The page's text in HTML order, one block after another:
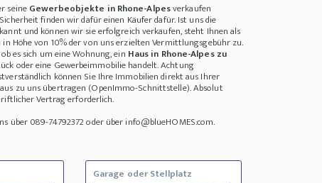
seineGewerbeobjekte in Rhone-Alpesverkaufen
finden wir dafür einen Käufer dafür. Ist uns die
und können wir sie erfolgreich verkaufen, steht Ihnen als
in Höhe von 10% der von uns erzielten Vermittlungsgebühr zu.
es sich um eine Wohnung, ein Haus in Rhone-Alpes zu
oder eine Gewerbeimmobilie handelt. Achtung
können Sie Ihre Immobilien direkt aus Ihrer
zu uns übertragen (OpenImmo-Schnittstelle). Absolut
Vertrag erforderlich.
über 089-74792372 oder über info@blueHOMES.com.
Garage oder Stellplatz